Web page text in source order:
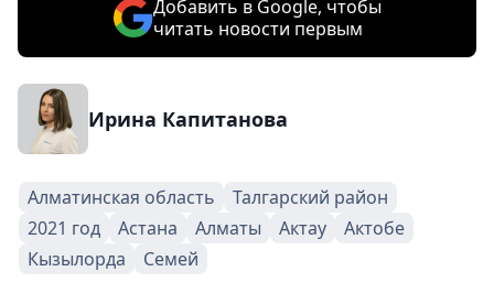
Добавить в Google, чтобы
читать новости первым
Ирина Капитанова
Алматинская область
Талгарский район
2021 год
Астана Алматы Актау
Актобе
Кызылорда
Семей